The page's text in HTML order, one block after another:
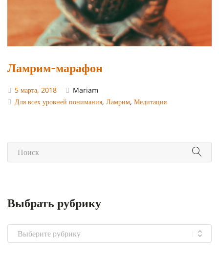
Ламрим-марафон
5 марта, 2018
Mariam
Для всех уровней понимания, Ламрим, Медитация
Выбрать рубрику
Выбрать
рубрику